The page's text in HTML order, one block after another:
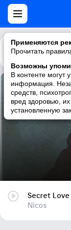
Применяются
Прочитать
Возможны
В контенте могут
информация.
средств,
вред здоровью,
установленную
Каталог
Secret Love
Nicos
Secret Love
Nicos